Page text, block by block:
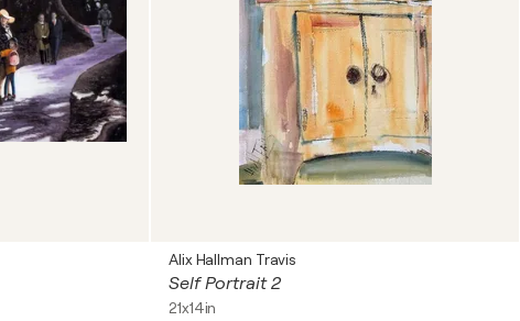
Alix Hallman Travis
Self Portrait 2
21x14in